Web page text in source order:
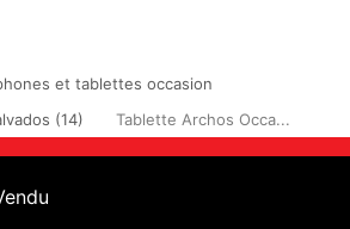
et tablettes occasion
(14) Tablette Archos Occa...